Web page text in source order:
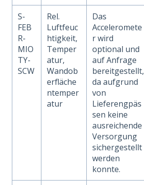
S-
FEB
R-
MIO
TY-
SCW
Rel.
Luftfeuc
htigkeit,
Temper
atur,
Wandob
erfläche
ntemper
atur
Das
Acceleromete
r wird
optional und
auf Anfrage
bereitgestellt,
da aufgrund
von
Lieferengpäs
sen keine
ausreichende
Versorgung
sichergestellt
werden
konnte.